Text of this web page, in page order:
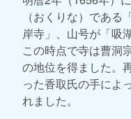
（おくりな）であ
岸寺」、山号が「吸
この時点で寺は曹洞
の地位を得ました。
った香取氏の手によ
れました。